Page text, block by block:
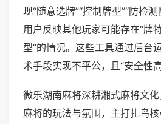
现“随意选牌”“控制牌型”“防检
用户反映其他玩家可能存在“牌
型”的情况。这些工具通过后台
术手段实现不平公，且“安全性高
微乐湖南麻将深耕湘式麻将文
麻将的玩法与氛围，主打扎鸟